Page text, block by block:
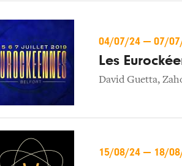
04/07/24 — 07/
Les
David Guetta,
15/08/24 — 18/